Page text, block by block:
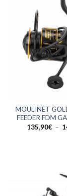
MOULINET
FEEDER FDM
135,90€ –